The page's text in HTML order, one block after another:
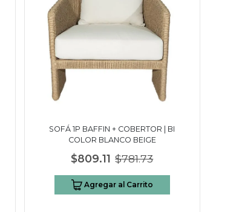
SOFÁ 1P BAFFIN + COBERTOR | BI
COLOR BLANCO BEIGE
$809.11 $781.73
Agregar al Carrito